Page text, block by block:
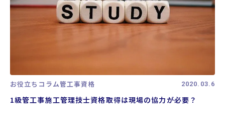
お役立ちコラム管工事資格 2020.03.6
1級管工事施工管理技士資格取得は現場の協力が必要？